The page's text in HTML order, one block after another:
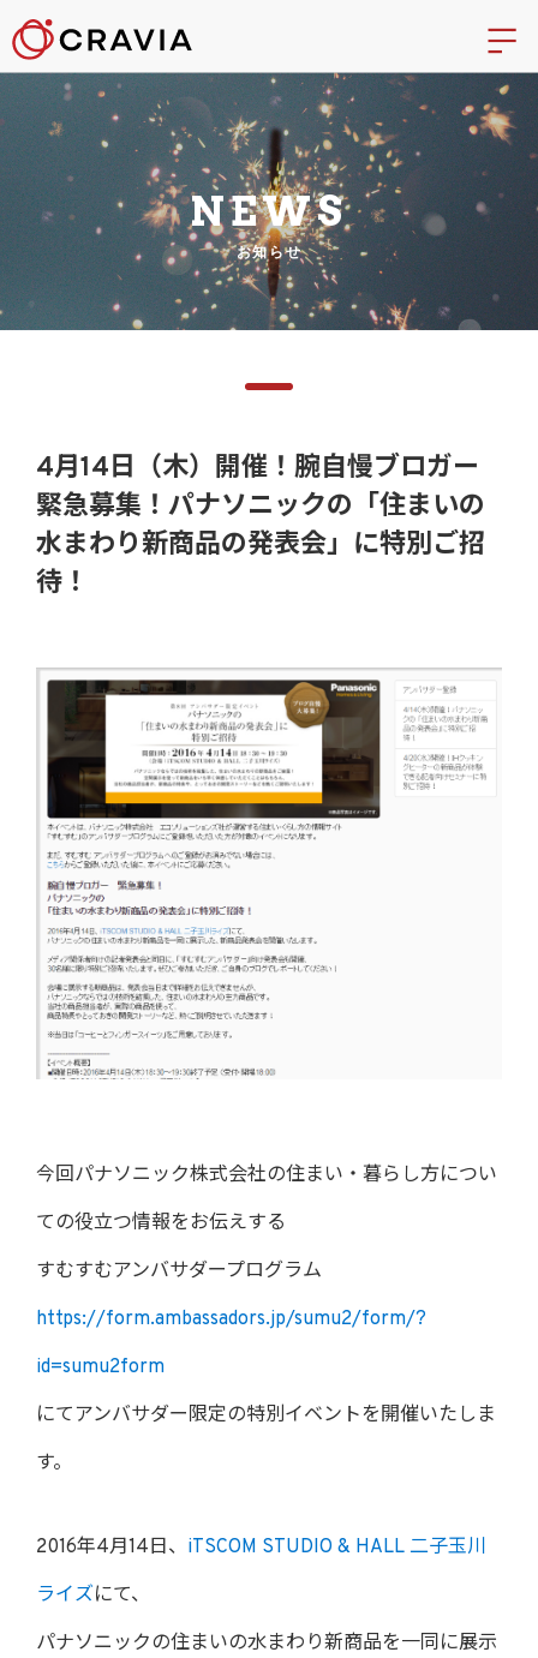
NEWS
お知らせ
4月14日（木）開催！腕自慢ブロガー
緊急募集！パナソニックの「住まいの
水まわり新商品の発表会」に特別ご招
待！
今回パナソニック株式会社の住まい・暮らし方につい
ての役立つ情報をお伝えする
すむすむアンバサダープログラム
https://form.ambassadors.jp/sumu2/form/?
id=sumu2form
にてアンバサダー限定の特別イベントを開催いたしま
す。
2016年4月14日、 iTSCOM STUDIO & HALL 二子玉川
ライズ にて、
パナソニックの住まいの水まわり新商品を一同に展示